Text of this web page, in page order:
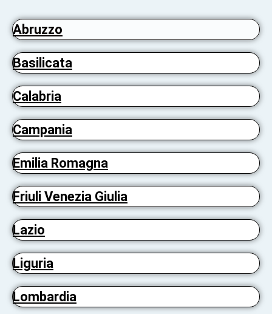
Abruzzo
Basilicata
Calabria
Campania
Emilia Romagna
Friuli Venezia Giulia
Lazio
Liguria
Lombardia